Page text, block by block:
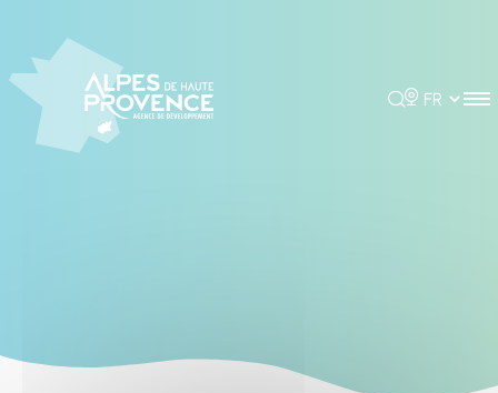
Rechercher
Choisir la